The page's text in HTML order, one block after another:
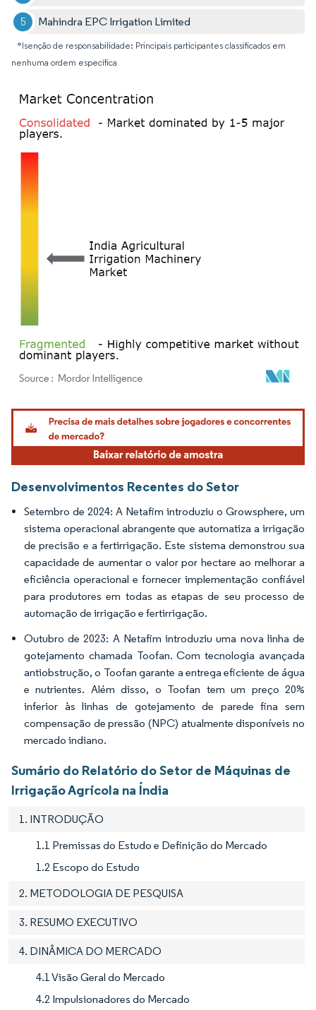
Mahindra EPC Irrigation Limited
*Isenção de responsabilidade: Principais participantes classificados em
nenhuma ordem específica
Imagem © Mordor Intelligence. O reuso requer atribuição conforme CC BY 4.0.
Desenvolvimentos Recentes do Setor
Setembro de 2024: A Netafim introduziu o Growsphere, um
sistema operacional abrangente que automatiza a irrigação
de precisão e a fertirrigação. Este sistema demonstrou sua
capacidade de aumentar o valor por hectare ao melhorar a
eficiência operacional e fornecer implementação confiável
para produtores em todas as etapas de seu processo de
automação de irrigação e fertirrigação.
Outubro de 2023: A Netafim introduziu uma nova linha de
gotejamento chamada Toofan. Com tecnologia avançada
antiobstrução, o Toofan garante a entrega eficiente de água
e nutrientes. Além disso, o Toofan tem um preço 20%
inferior às linhas de gotejamento de parede fina sem
compensação de pressão (NPC) atualmente disponíveis no
mercado indiano.
Sumário do Relatório do Setor de Máquinas de
Irrigação Agrícola na Índia
1. INTRODUÇÃO
1.1 Premissas do Estudo e Definição do Mercado
1.2 Escopo do Estudo
2. METODOLOGIA DE PESQUISA
3. RESUMO EXECUTIVO
4. DINÂMICA DO MERCADO
4.1 Visão Geral do Mercado
4.2 Impulsionadores do Mercado